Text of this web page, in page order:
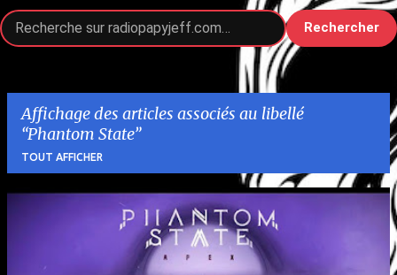
Rechercher
Affichage des articles associés au libellé
Phantom State
TOUT AFFICHER